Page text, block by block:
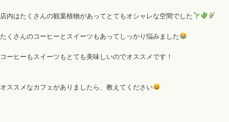
店内はたくさんの観葉植物があってとてもオシャレな空間でした
たくさんのコーヒーとスイーツもあってしっかり悩みました
コーヒーもスイーツもとても美味しいのでオススメです！
オススメなカフェがありましたら、 教えてください